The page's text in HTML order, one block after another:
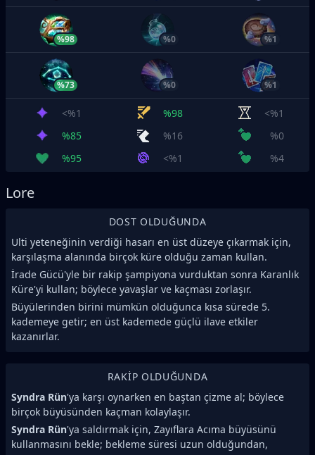
%98 %0 %1
%73 %0 %1
<%1 %98
<%1
%85
%16
%0
%95
<%1 %4
Lore
DOST OLDUĞUNDA
Ulti yeteneğinin verdiği hasarı en üst düzeye çıkarmak için,
karşılaşma alanında birçok küre olduğu zaman kullan.
İrade Gücü'yle bir rakip şampiyona vurduktan sonra Karanlık
Küre'yi kullan; böylece yavaşlar ve kaçması zorlaşır.
Büyülerinden birini mümkün olduğunca kısa sürede 5.
kademeye getir; en üst kademede güçlü ilave etkiler
kazanırlar.
RAKIP OLDUĞUNDA
Syndra Rün'ya karşı oynarken en baştan çizme al; böylece
birçok büyüsünden kaçman kolaylaşır.
Syndra Rün'ya saldırmak için, Zayıflara Acıma büyüsünü
kullanmasını bekle; bekleme süresi uzun olduğundan,